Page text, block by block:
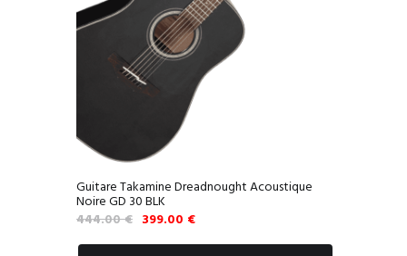
Guitare Takamine Dreadnought Acoustique
Noire GD 30 BLK
444.00€ Le
399.00 €Le